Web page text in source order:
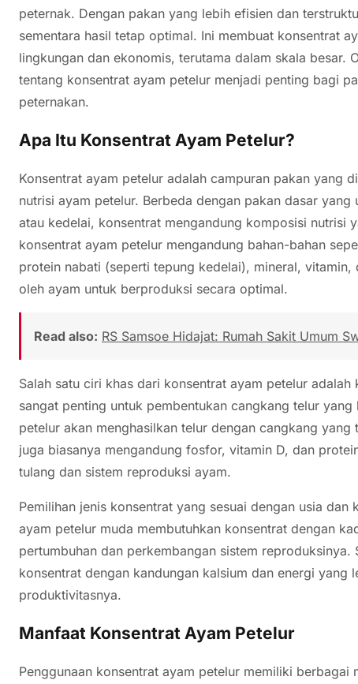
peternak. Dengan pakan yang lebih efisien dan
sementara hasil tetap optimal. Ini membuat konsentrat
lingkungan dan ekonomis, terutama dalam skala besar.
tentang konsentrat ayam petelur menjadi penting bagi
peternakan.
Apa Itu Konsentrat Ayam Petelur?
Konsentrat ayam petelur adalah campuran pakan yang
nutrisi ayam petelur. Berbeda dengan pakan dasar
atau kedelai, konsentrat mengandung komposisi nutrisi
konsentrat ayam petelur mengandung bahan-bahan
protein nabati (seperti tepung kedelai), mineral,
oleh ayam untuk berproduksi secara optimal.
Read also: RS Samsoe Hidajat: Rumah Sakit Umum
Salah satu ciri khas dari konsentrat ayam petelur
sangat penting untuk pembentukan cangkang telur
petelur akan menghasilkan telur dengan cangkang
juga biasanya mengandung fosfor, vitamin D, dan
tulang dan sistem reproduksi ayam.
Pemilihan jenis konsentrat yang sesuai dengan usia
ayam petelur muda membutuhkan konsentrat dengan
pertumbuhan dan perkembangan sistem
konsentrat dengan kandungan kalsium dan energi yang
produktivitasnya.
Manfaat Konsentrat Ayam Petelur
Penggunaan konsentrat ayam petelur memiliki